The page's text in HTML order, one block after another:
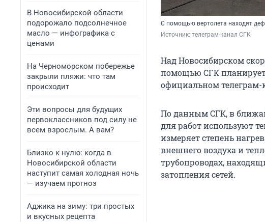
В Новосибирской области
подорожало подсолнечное
масло — инфографика с
ценами
На Черноморском побережье
закрыли пляжи: что там
происходит
Эти вопросы для будущих
первоклассников под силу не
всем взрослым. А вам?
Близко к нулю: когда в
Новосибирской области
наступит самая холодная ночь
— изучаем прогноз
Аджика на зиму: три простых
и вкусных рецепта
С помощью вертолета находят
Источник: телеграм-канал СГК
Над Новосибирском
помощью СГК планирует
официальном
По данным СГК, в
для работ используют
измеряет степень
внешнего воздуха и
трубопроводах,
затопления сетей.